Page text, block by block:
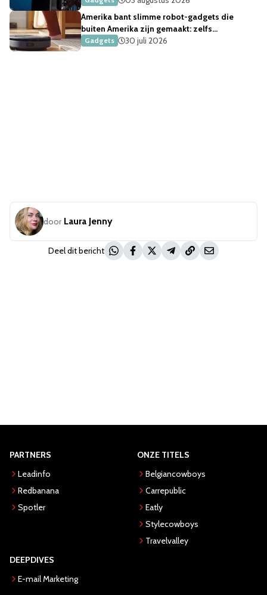
Amerika bant slimme robot-gadgets die
buiten Amerika zijn gemaakt: zelfs
robotstofzuigers
Gadgets 30 juli 2026
door Laura Jenny
Deel dit bericht
PARTNERS
Leadinfo
Redbanana
Spotler
ONZE TITELS
Belgiancowboys
Carrepublic
Eatly
Stylecowboys
Travelvalley
DEEPDIVES
E-mail Marketing